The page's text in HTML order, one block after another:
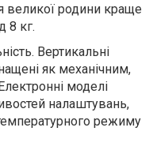
великої родини краще
8 кг.
Вертикальні
як механічним,
моделі
налаштувань,
режиму